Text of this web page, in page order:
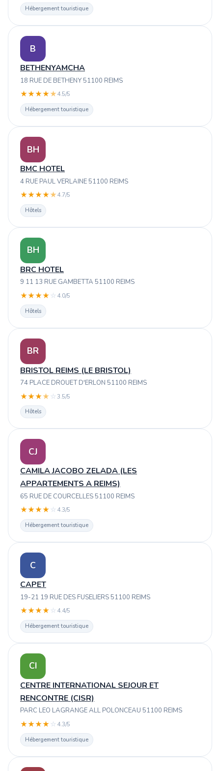
Hébergement touristique
B
BETHENYAMCHA
18 RUE DE BETHENY 51100 REIMS
★★★★★4.5/5
Hébergement touristique
BH
BMC HOTEL
4 RUE PAUL VERLAINE 51100 REIMS
★★★★★4.7/5
Hôtels
BH
BRC HOTEL
9 11 13 RUE GAMBETTA 51100 REIMS
★★★★ ☆ 4.0/5
Hôtels
BR
BRISTOL REIMS (LE BRISTOL)
74 PLACE DROUET D'ERLON 51100 REIMS
★★★★ ☆3.5/5
Hôtels
CJ
CAMILA JACOBO ZELADA (LES
APPARTEMENTS A REIMS)
65 RUE DE COURCELLES 51100 REIMS
★★★★ ☆ 4.3/5
Hébergement touristique
C
CAPET
19-21 19 RUE DES FUSELIERS 51100 REIMS
★★★★ ☆ 4.4/5
Hébergement touristique
CI
CENTRE INTERNATIONAL SEJOUR ET
RENCONTRE (CISR)
PARC LEO LAGRANGE ALL POLONCEAU 51100 REIMS
★★★★ ☆ 4.3/5
Hébergement touristique